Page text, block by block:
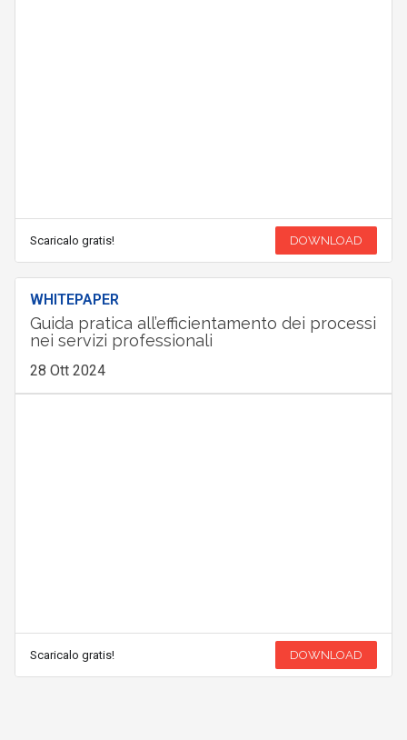
Scaricalo gratis! DOWNLOAD
WHITEPAPER
Guida pratica all’efficientamento dei processi
nei servizi professionali
28 Ott 2024
Scaricalo gratis! DOWNLOAD